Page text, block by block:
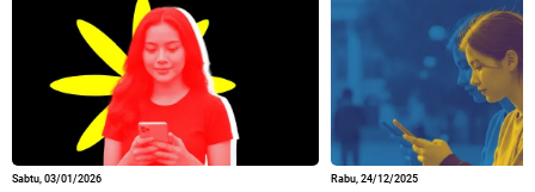
Sabtu, 03/01/2026 Rabu, 24/12/2025